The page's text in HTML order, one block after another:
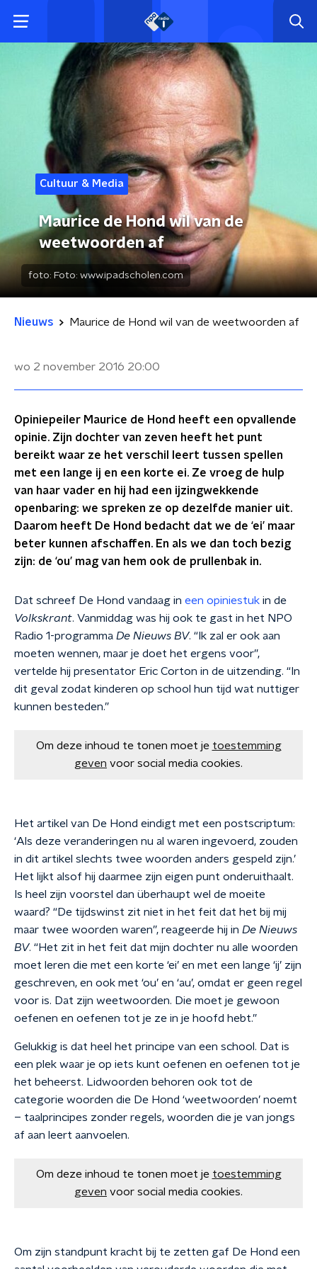
Cultuur & Media
Maurice de Hond wil van de
weetwoorden af
foto: Foto: www.ipadscholen.com
Nieuws Maurice de Hond wil van de weetwoorden af
wo 2 november 2016 20:00
Opiniepeiler Maurice de Hond heeft een opvallende
opinie. Zijn dochter van zeven heeft het punt
bereikt waar ze het verschil leert tussen spellen
met een lange ij en een korte ei. Ze vroeg de hulp
van haar vader en hij had een ijzingwekkende
openbaring: we spreken ze op dezelfde manier uit.
Daarom heeft De Hond bedacht dat we de ‘ei’ maar
beter kunnen afschaffen. En als we dan toch bezig
zijn: de ‘ou’ mag van hem ook de prullenbak in.
Dat schreef De Hond vandaag in een opiniestuk in de
Volkskrant. Vanmiddag was hij ook te gast in het NPO
Radio 1-programma De Nieuws BV. “Ik zal er ook aan
moeten wennen, maar je doet het ergens voor”,
vertelde hij presentator Eric Corton in de uitzending. “In
dit geval zodat kinderen op school hun tijd wat nuttiger
kunnen besteden.”
Om deze inhoud te tonen moet je toestemming
geven voor social media cookies.
Het artikel van De Hond eindigt met een postscriptum:
‘Als deze veranderingen nu al waren ingevoerd, zouden
in dit artikel slechts twee woorden anders gespeld zijn.’
Het lijkt alsof hij daarmee zijn eigen punt onderuithaalt.
Is heel zijn voorstel dan überhaupt wel de moeite
waard? “De tijdswinst zit niet in het feit dat het bij mij
maar twee woorden waren”, reageerde hij in De Nieuws
BV. “Het zit in het feit dat mijn dochter nu alle woorden
moet leren die met een korte ‘ei’ en met een lange ‘ij’ zijn
geschreven, en ook met ‘ou’ en ‘au’, omdat er geen regel
voor is. Dat zijn weetwoorden. Die moet je gewoon
oefenen en oefenen tot je ze in je hoofd hebt.”
Gelukkig is dat heel het principe van een school. Dat is
een plek waar je op iets kunt oefenen en oefenen tot je
het beheerst. Lidwoorden behoren ook tot de
categorie woorden die De Hond ‘weetwoorden’ noemt
– taalprincipes zonder regels, woorden die je van jongs
af aan leert aanvoelen.
Om deze inhoud te tonen moet je toestemming
geven voor social media cookies.
Om zijn standpunt kracht bij te zetten gaf De Hond een